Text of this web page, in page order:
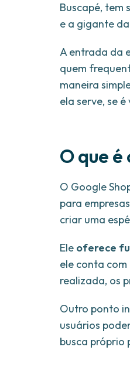
Buscapé, tem
e a gigante
A entrada da
quem
maneira
ela serve, se
O que
O Google
para
criar uma
Ele oferece
ele conta
realizada, os
Outro ponto
usuários
busca próprio